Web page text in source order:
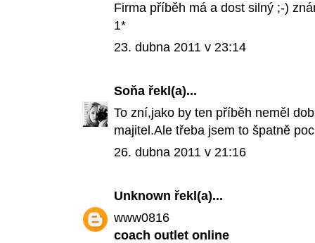
Firma příběh má a dost silný ;-)
1*
23. dubna 2011 v 23:14
Soňa řekl(a)...
To zní,jako by ten příběh neměl
majitel.Ale třeba jsem to špatně
26. dubna 2011 v 21:16
Unknown řekl(a)...
www0816
coach outlet online